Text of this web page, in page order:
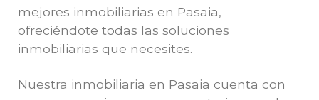
mejores inmobiliarias en Pasaia,
ofreciéndote todas las soluciones
inmobiliarias que necesites.
Nuestra inmobiliaria en Pasaia cuenta con